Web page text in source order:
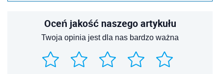
Oceń jakość naszego artykułu
Twoja opinia jest dla nas bardzo ważna